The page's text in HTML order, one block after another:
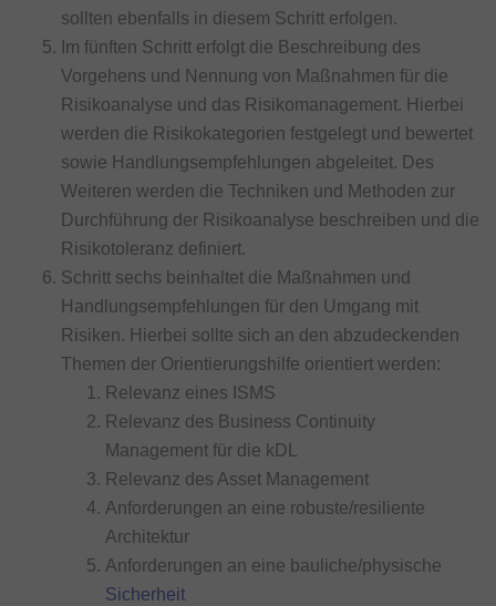
sollten ebenfalls in diesem Schritt erfolgen.
Im fünften Schritt erfolgt die Beschreibung des
Vorgehens und Nennung von Maßnahmen für die
Risikoanalyse und das Risikomanagement. Hierbei
werden die Risikokategorien festgelegt und bewertet
sowie Handlungsempfehlungen abgeleitet. Des
Weiteren werden die Techniken und Methoden zur
Durchführung der Risikoanalyse beschreiben und die
Risikotoleranz definiert.
Schritt sechs beinhaltet die Maßnahmen und
Handlungsempfehlungen für den Umgang mit
Risiken. Hierbei sollte sich an den abzudeckenden
Themen der Orientierungshilfe orientiert werden:
Relevanz eines ISMS
Relevanz des Business Continuity
Management für die kDL
Relevanz des Asset Management
Anforderungen an eine robuste/resiliente
Architektur
Anforderungen an eine bauliche/physische
Sicherheit